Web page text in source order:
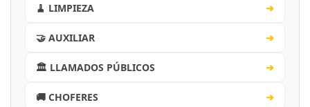
🧹 LIMPIEZA ➔
🤝 AUXILIAR ➔
🏛️ LLAMADOS PÚBLICOS ➔
🚚 CHOFERES ➔